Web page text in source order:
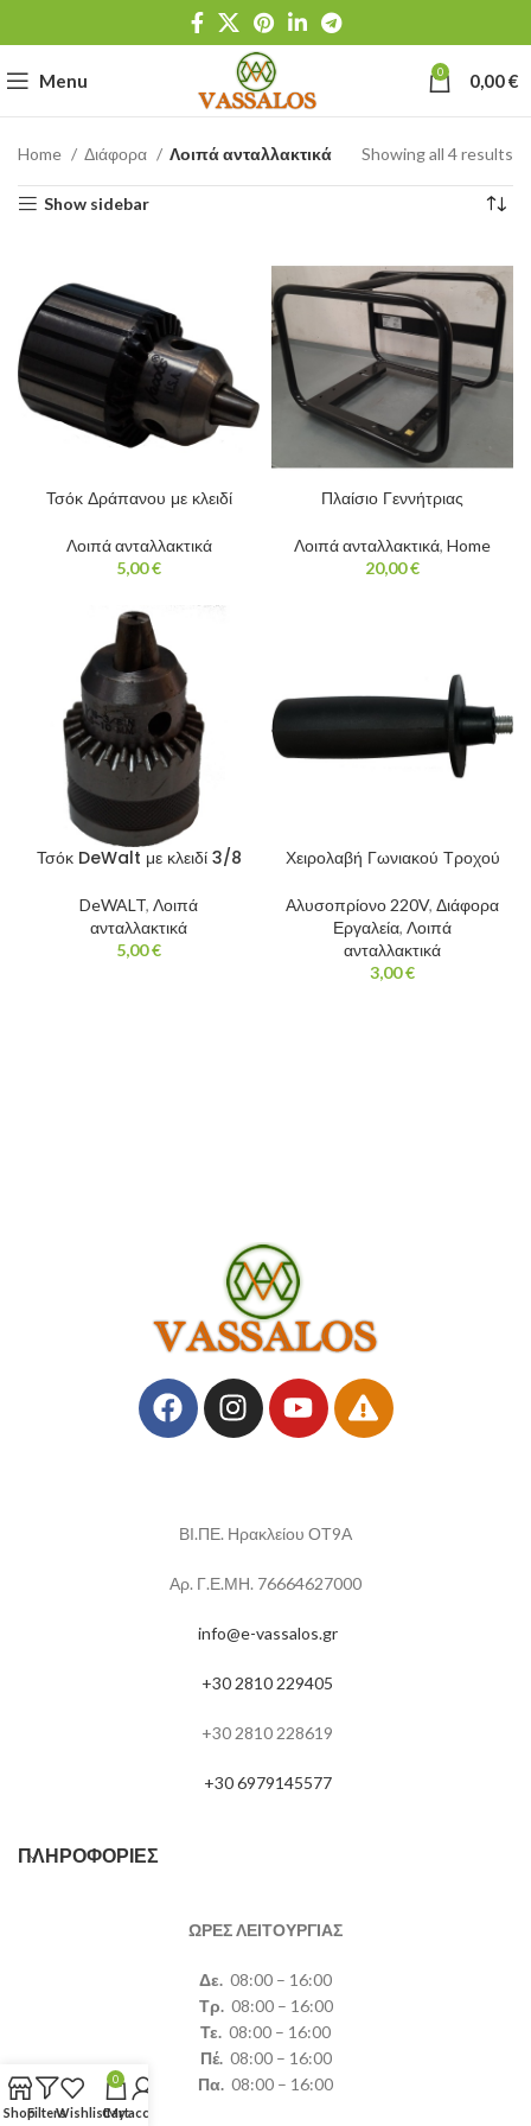
Menu 0 0,00€
Home Διάφορα Λοιπά ανταλλακτικά Showing all 4 results
Show sidebar
Τσόκ Δράπανου με κλειδί
Λοιπά ανταλλακτικά
5,00€
Πλαίσιο Γεννήτριας
Λοιπά ανταλλακτικά, Home
20,00€
Τσόκ DeWalt με κλειδί 3/8
DeWALT, Λοιπά
ανταλλακτικά
5,00€
Χειρολαβή Γωνιακού Τροχού
Αλυσοπρίονο 220V, Διάφορα
Εργαλεία, Λοιπά
ανταλλακτικά
3,00€
ΒΙ.ΠΕ. Ηρακλείου ΟΤ9Α
Αρ. Γ.Ε.ΜΗ. 76664627000
info@e-vassalos.gr
+30 2810 229405
+30 2810 228619
+30 6979145577
ΠΛΗΡΟΦΟΡΊΕΣ
ΩΡΕΣ ΛΕΙΤΟΥΡΓΙΑΣ
Δε. 08:00 – 16:00
Τρ. 08:00 – 16:00
Τε. 08:00 – 16:00
Πέ.08:00 – 16:00
Πα. 08:00 – 16:00
ShopFiltersWishlist
0
Cart
My account